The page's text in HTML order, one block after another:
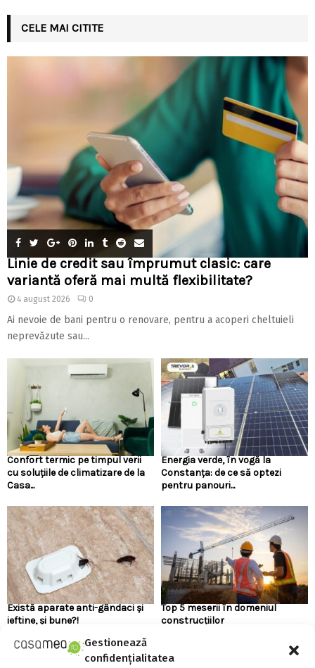
Gestionează
confidențialitatea
CELE MAI CITITE
Linie de credit sau împrumut clasic: care
variantă oferă mai multă flexibilitate?
4 august 2026 0
Ai nevoie de bani pentru o renovare, pentru a acoperi cheltuieli
neprevăzute sau...
Confort termic pe timpul verii
cu soluțiile de climatizare de la
Casa...
Energia verde, în vogă la
Constanța: de ce să optezi
pentru panouri...
Există aparate anti-gândaci și
ieftine, și bune?!
Top 5 meserii în domeniul
construcțiilor